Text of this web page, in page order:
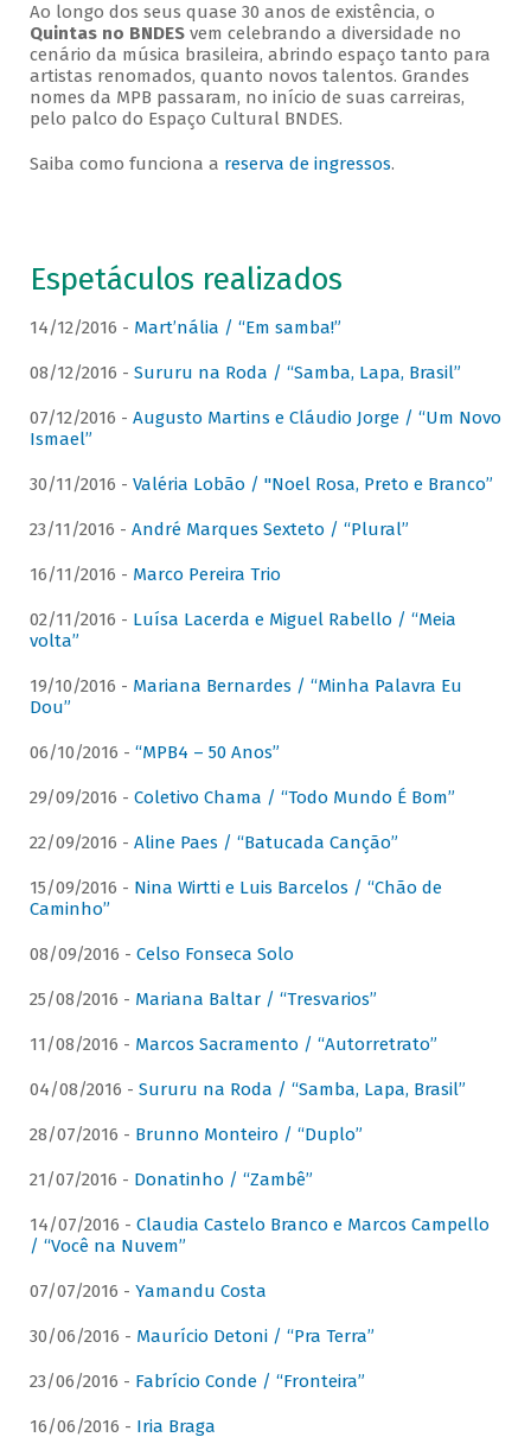
Ao longo dos seus quase 30 anos de existência, o
Quintas no BNDESvem celebrando a diversidade no
cenário da música brasileira, abrindo espaço tanto para
artistas renomados, quanto novos talentos. Grandes
nomes da MPB passaram, no início de suas carreiras,
pelo palco do Espaço Cultural BNDES.
Saiba como funciona a reserva de ingressos.
Espetáculos realizados
14/12/2016 - Mart’nália / “Em samba!”
08/12/2016 - Sururu na Roda / “Samba, Lapa, Brasil”
07/12/2016 - Augusto Martins e Cláudio Jorge / “Um Novo
Ismael”
30/11/2016 - Valéria Lobão / "Noel Rosa, Preto e Branco”
23/11/2016 - André Marques Sexteto / “Plural”
16/11/2016 - Marco Pereira Trio
02/11/2016 - Luísa Lacerda e Miguel Rabello / “Meia
volta”
19/10/2016 - Mariana Bernardes / “Minha Palavra Eu
Dou”
06/10/2016 - “MPB4 – 50 Anos”
29/09/2016 - Coletivo Chama / “Todo Mundo É Bom”
22/09/2016 - Aline Paes / “Batucada Canção”
15/09/2016 - Nina Wirtti e Luis Barcelos / “Chão de
Caminho”
08/09/2016 - Celso Fonseca Solo
25/08/2016 - Mariana Baltar / “Tresvarios”
11/08/2016 - Marcos Sacramento / “Autorretrato”
04/08/2016 - Sururu na Roda / “Samba, Lapa, Brasil”
28/07/2016 - Brunno Monteiro / “Duplo”
21/07/2016 - Donatinho / “Zambê”
14/07/2016 - Claudia Castelo Branco e Marcos Campello
/ “Você na Nuvem”
07/07/2016 - Yamandu Costa
30/06/2016 - Maurício Detoni / “Pra Terra”
23/06/2016 - Fabrício Conde / “Fronteira”
16/06/2016 - Iria Braga